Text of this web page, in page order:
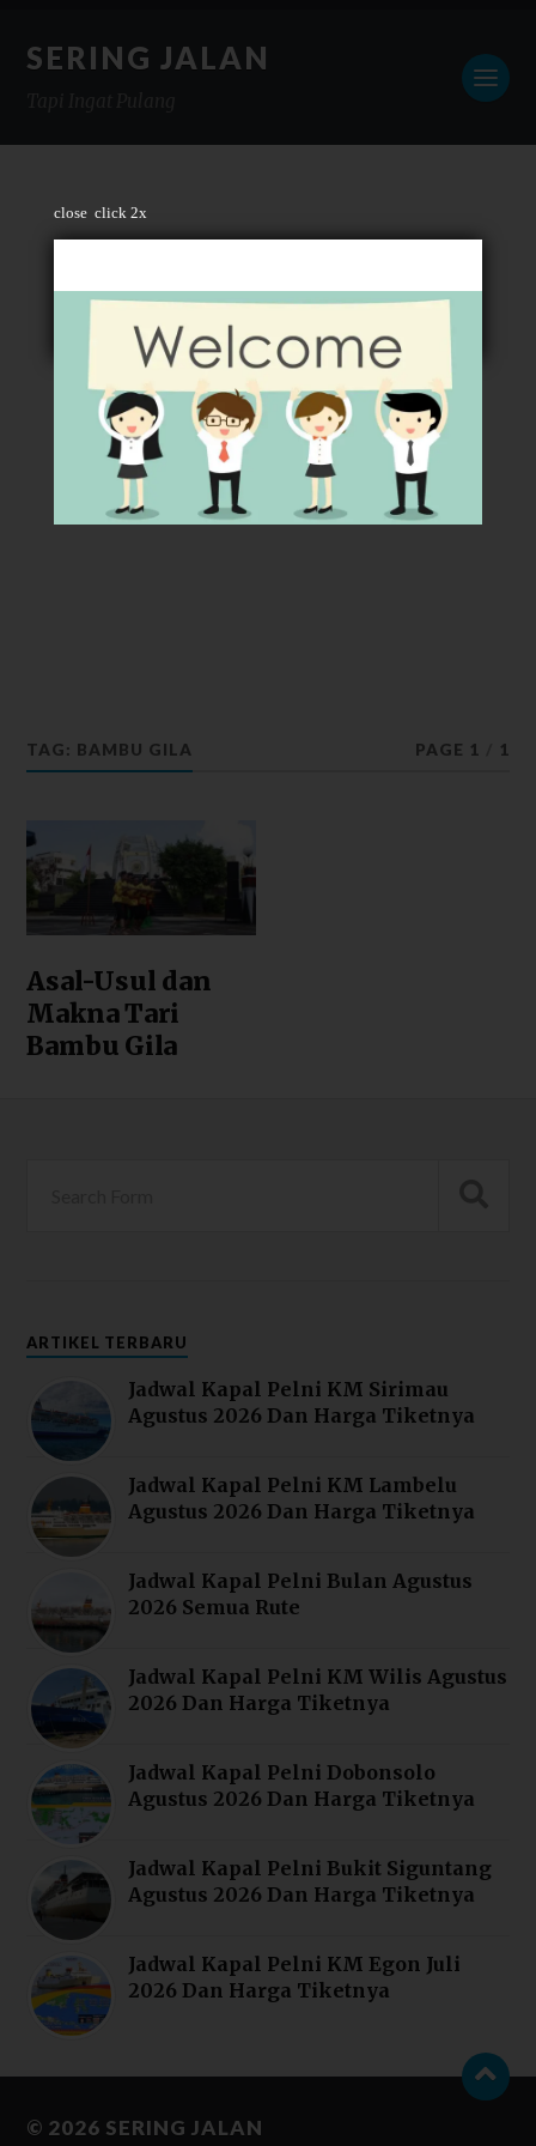
close click 2x
SERING JALAN
TAG: BAMBU GILA PAGE 1 1
Asal-Usul dan
Makna Tari
Bambu Gila
ARTIKEL TERBARU
Jadwal Kapal Pelni KM Sirimau
Agustus 2026 Dan Harga Tiketnya
Jadwal Kapal Pelni KM Lambelu
Agustus 2026 Dan Harga Tiketnya
Jadwal Kapal Pelni Bulan Agustus
2026 Semua Rute
Jadwal Kapal Pelni KM Wilis Agustus
2026 Dan Harga Tiketnya
Jadwal Kapal Pelni Dobonsolo
Agustus 2026 Dan Harga Tiketnya
Jadwal Kapal Pelni Bukit Siguntang
Agustus 2026 Dan Harga Tiketnya
Jadwal Kapal Pelni KM Egon Juli
2026 Dan Harga Tiketnya
© 2026 SERING JALAN